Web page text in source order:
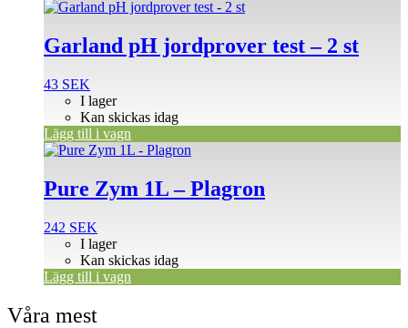
Garland pH jordprover test – 2 st
43 SEK
I lager
Kan skickas idag
Lägg till i vagn
Pure Zym 1L – Plagron
242 SEK
I lager
Kan skickas idag
Lägg till i vagn
Våra mest